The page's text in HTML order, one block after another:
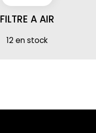
FILTRE A AIR
12 en stock